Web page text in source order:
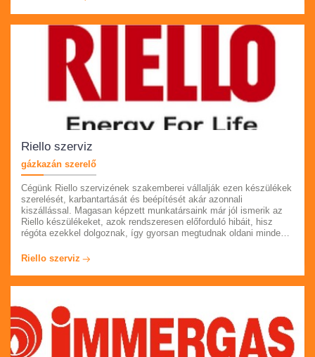
Riello szerviz
gázkazán szerelő
Cégünk Riello szervizének szakemberei vállalják ezen készülékek
szerelését, karbantartását és beépítését akár azonnali
kiszállással. Magasan képzett munkatársaink már jól ismerik az
Riello készülékeket, azok rendszeresen előforduló hibáit, hisz
régóta ezekkel dolgoznak, így gyorsan megtudnak oldani minden
működik, mint eddig, akkor kérem hívja ügyfélszolgálatunkat.
Riello szerviz